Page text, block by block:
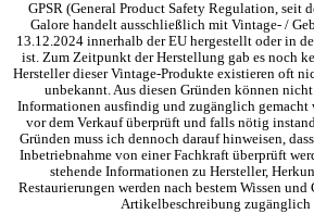
GPSR (General Product Safety Regulation, seit
Galore handelt ausschließlich mit Vintage- /
13.12.2024 innerhalb der EU hergestellt oder in
ist. Zum Zeitpunkt der Herstellung gab es noch
Hersteller dieser Vintage-Produkte existieren oft
unbekannt. Aus diesen Gründen können
Informationen ausfindig und zugänglich gemacht
vor dem Verkauf überprüft und falls nötig
Gründen muss ich dennoch darauf hinweisen,
Inbetriebnahme von einer Fachkraft überprüft
stehende Informationen zu Hersteller,
Restaurierungen werden nach bestem Wissen
Artikelbeschreibung zugänglich